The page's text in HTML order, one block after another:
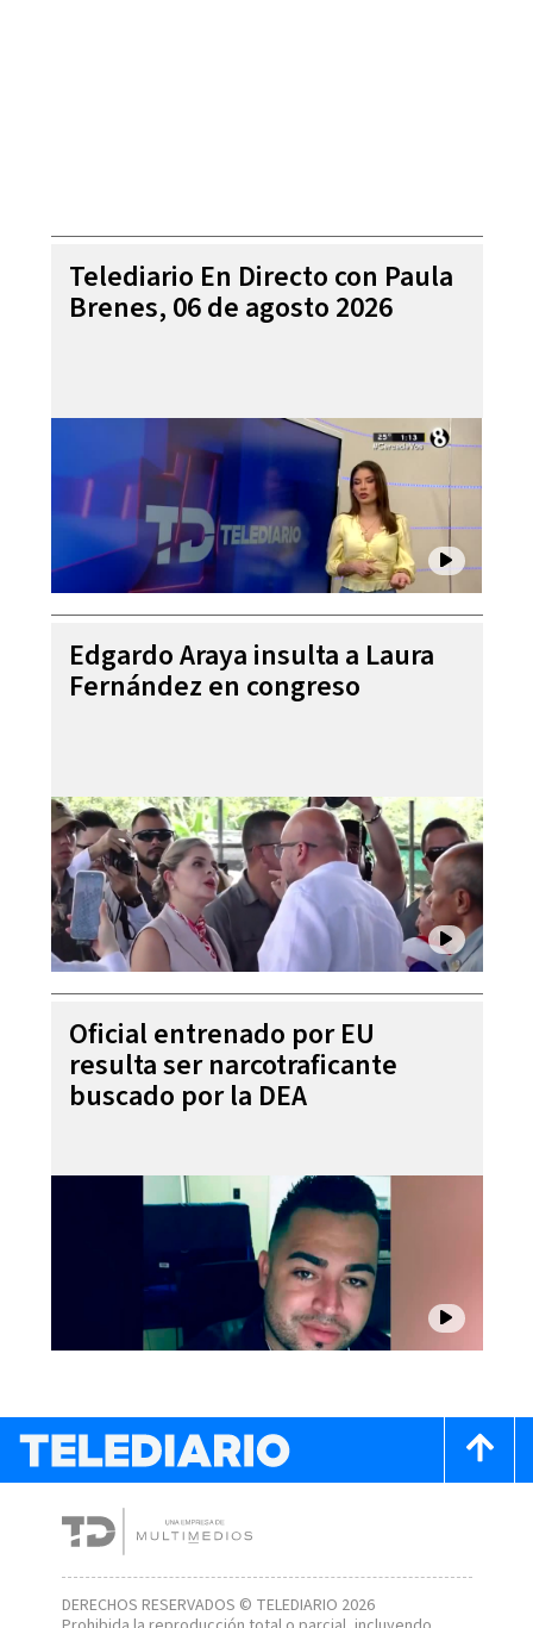
Telediario En Directo con Paula
Brenes, 06 de agosto 2026
Edgardo Araya insulta a Laura
Fernández en congreso
Oficial entrenado por EU
resulta ser narcotraficante
buscado por la DEA
DERECHOS RESERVADOS © TELEDIARIO 2026